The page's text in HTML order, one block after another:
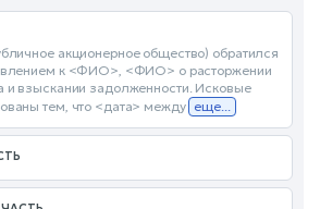
акционерное общество) обратился
к <ФИО>, <ФИО> о расторжении
и взыскании задолженности. Исковые
тем, что <дата> между еще...